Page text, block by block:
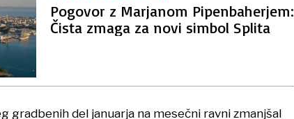
Pogovor z Marjanom Pipenbaherjem:
Čista zmaga za novi simbol Splita
gradbenih del januarja na mesečni ravni zmanjšal